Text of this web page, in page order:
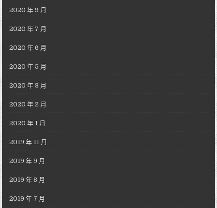
2020 年 9 月
2020 年 7 月
2020 年 6 月
2020 年 5 月
2020 年 3 月
2020 年 2 月
2020 年 1 月
2019 年 11 月
2019 年 9 月
2019 年 8 月
2019 年 7 月